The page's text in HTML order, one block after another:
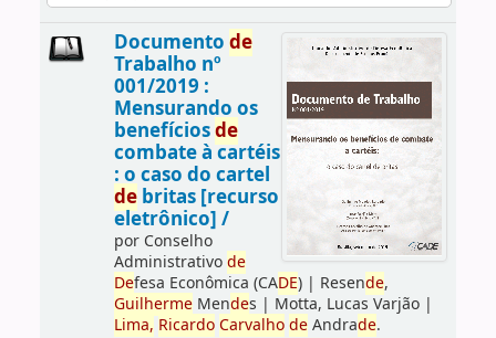
Documento de
Trabalho nº
001/2019 :
Mensurando os
benefíciosde
combate à cartéis
: o caso do cartel
debritas [recurso
eletrônico] /
por Conselho
Administrativode
Defesa Econômica (CADE)| Resende,
GuilhermeMendes | Motta, Lucas Varjão|
Lima, Ricardo Carvalho deAndrade.